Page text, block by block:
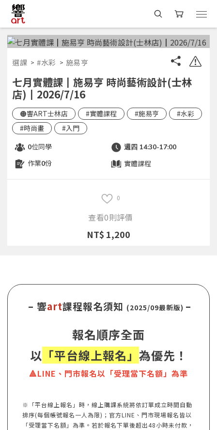
選課 #水彩 施易亨
七月實體課┃施易亨 時尚藝術設計(士林
店)┃2026/7/16
🟠響ART士林店 #實體課程 #施易亨
#水彩
#時尚畫
#入門
0位同學 週四 14:30-17:00
作業0份 實體課程
0
查看0則評價
NT$ 1,200
– 響art課程報名須知 (2025/09最新版) –
報名順序全面
以 「平台線上報名」 為優先！
🔺LINE、門市報名以「受理當下名額」為準
※「平台線上報名」時，線上購課系統將依訂單成立時間自動
排序(每個帳號報名一人為限)；官方LINE、門市現場報名皆以
「受理當下名額」為準。若於報名下單後超出48小時未付款，